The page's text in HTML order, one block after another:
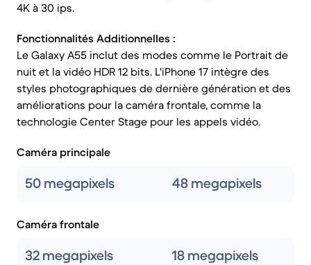
4K à 30 ips.
Fonctionnalités Additionnelles :
Le Galaxy A55 inclut des modes comme le Portrait de
nuit et la vidéo HDR 12 bits. L'iPhone 17 intègre des
styles photographiques de dernière génération et des
améliorations pour la caméra frontale, comme la
technologie Center Stage pour les appels vidéo.
Caméra principale
50 megapixels 48 megapixels
Caméra frontale
32 megapixels 18 megapixels